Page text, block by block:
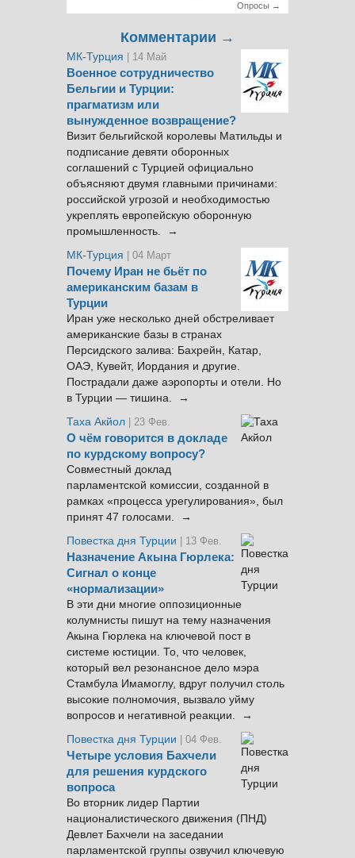
Опросы →
Комментарии →
МК-Турция | 14 Май
Военное сотрудничество
Бельгии и Турции:
прагматизм или
вынужденное возвращение?
Визит бельгийской королевы Матильды и
подписание девяти оборонных
соглашений с Турцией официально
объясняют двумя главными причинами:
российской угрозой и необходимостью
укреплять европейскую оборонную
промышленность. →
МК-Турция
| 04 Март
Почему Иран не бьёт по
американским базам в
Турции
Иран уже несколько дней обстреливает
американские базы в странах
Персидского залива: Бахрейн, Катар,
ОАЭ, Кувейт, Иордания и другие.
Пострадали даже аэропорты и отели. Но
в Турции — тишина. →
Таха Акйол | 23 Фев.
О чём говорится в докладе
по курдскому вопросу?
Совместный доклад
парламентской комиссии, созданной в
рамках «процесса урегулирования», был
принят 47 голосами. →
Повестка дня Турции
| 13 Фев.
Назначение Акына Гюрлека:
Сигнал о конце
«нормализации»
В эти дни многие оппозиционные
колумнисты пишут на тему назначения
Акына Гюрлека на ключевой пост в
системе юстиции. То, что человек,
который вел резонансное дело мэра
Стамбула Имамоглу, вдруг получил столь
высокие полномочия, вызвало уйму
вопросов и негативной реакции. →
Повестка дня Турции
| 04 Фев.
Четыре условия Бахчели
для решения курдского
вопроса
Во вторник лидер Партии
националистического движения (ПНД)
Девлет Бахчели на заседании
парламентской группы озвучил ключевую